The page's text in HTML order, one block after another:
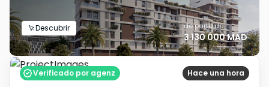
Descubrir de parte de
3 130 000 MAD
Hace una hora
Verificado por agenz